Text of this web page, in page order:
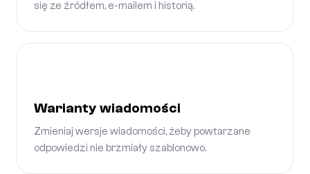
się ze źródłem, e-mailem i historią.
Warianty wiadomości
Zmieniaj wersje wiadomości, żeby powtarzane
odpowiedzi nie brzmiały szablonowo.